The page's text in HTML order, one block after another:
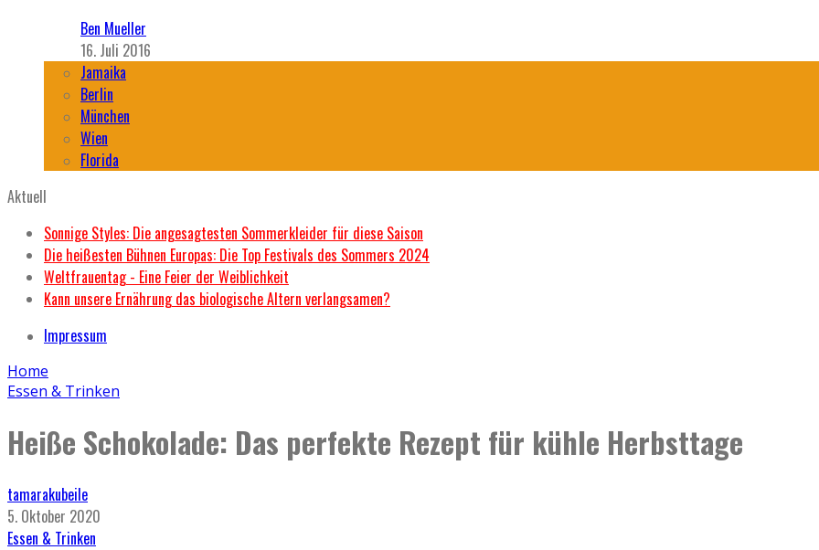
Ben Mueller
16. Juli 2016
Jamaika
Berlin
München
Wien
Florida
Aktuell
Sonnige Styles: Die angesagtesten Sommerkleider für diese Saison
Die heißesten Bühnen Europas: Die Top Festivals des Sommers 2024
Weltfrauentag - Eine Feier der Weiblichkeit
Kann unsere Ernährung das biologische Altern verlangsamen?
Impressum
Home
Essen & Trinken
Heiße Schokolade: Das perfekte Rezept für kühle Herbsttage
tamarakubeile
5. Oktober 2020
Essen & Trinken